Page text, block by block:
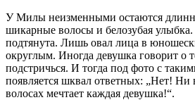
У Милы неизменными остаются
шикарные волосы и белозубая улыбка.
подтянута. Лишь овал лица в
округлым. Иногда девушка говорит о
подстричься. И тогда под фото с
появляется шквал ответных: „Нет! Ни
волосах мечтает каждая девушка!“.